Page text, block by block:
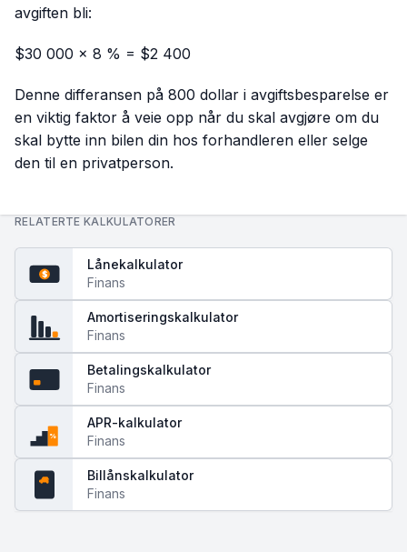
avgiften bli:
$30 000 × 8 % = $2 400
Denne differansen på 800 dollar i avgiftsbesparelse er
en viktig faktor å veie opp når du skal avgjøre om du
skal bytte inn bilen din hos forhandleren eller selge
den til en privatperson.
RELATERTE KALKULATORER
$
Lånekalkulator
Finans
Amortiseringskalkulator
Finans
Betalingskalkulator
Finans
%
APR-kalkulator
Finans
Billånskalkulator
Finans